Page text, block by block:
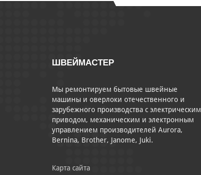
ШВЕЙМАСТЕР
Мы ремонтируем бытовые швейные
машины и оверлоки отечественного и
зарубежного производства с электрическим
приводом, механическим и электронным
управлением производителей Aurora,
Bernina, Brother, Janome, Juki.
Карта сайта